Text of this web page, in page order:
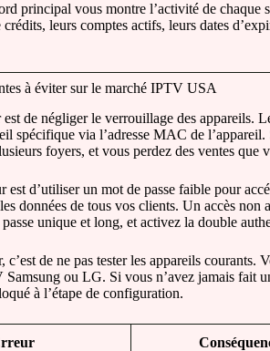
principal vous montre l’activité de chaque
leurs comptes actifs, leurs dates
à éviter sur le marché IPTV USA
de négliger le verrouillage des appareils.
spécifique via l’adresse MAC de
foyers, et vous perdez des ventes que
est d’utiliser un mot de passe faible pour
données de tous vos clients. Un accès
unique et long, et activez la double
c’est de ne pas tester les appareils
ou LG. Si vous n’avez jamais fait
à l’étape de configuration.